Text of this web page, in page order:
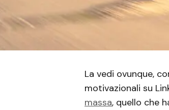
La vedi ovunque,
motivazionali su
massa, quello che